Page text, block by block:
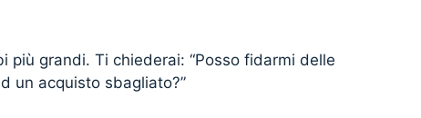
grandi. Ti chiederai: “Posso fidarmi delle
un acquisto sbagliato?”